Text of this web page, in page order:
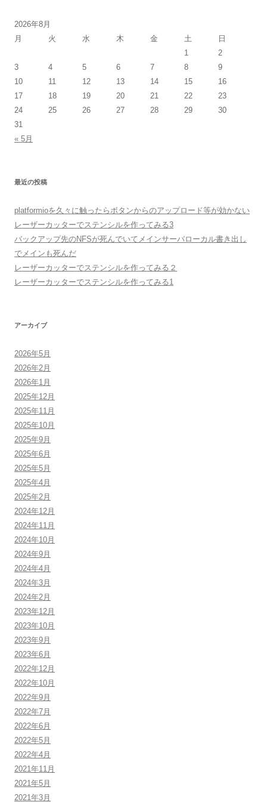
2026年8月
月
火 水 木 金 土
日
1
2
3
4 5 6 7 8
9
10
11 12 13 14 15
16
17
18 19 20 21 22
23
24
25 26 27 28 29
30
31
« 5月
最近の投稿
platformioを久々に触ったらボタンからのアップロード等が効かない
レーザーカッターでステンシルを作ってみる3
バックアップ先のNFSが死んでいてメインサーバローカル書き出し
でメインも死んだ
レーザーカッターでステンシルを作ってみる２
レーザーカッターでステンシルを作ってみる1
アーカイブ
2026年5月
2026年2月
2026年1月
2025年12月
2025年11月
2025年10月
2025年9月
2025年6月
2025年5月
2025年4月
2025年2月
2024年12月
2024年11月
2024年10月
2024年9月
2024年4月
2024年3月
2024年2月
2023年12月
2023年10月
2023年9月
2023年6月
2022年12月
2022年10月
2022年9月
2022年7月
2022年6月
2022年5月
2022年4月
2021年11月
2021年5月
2021年3月